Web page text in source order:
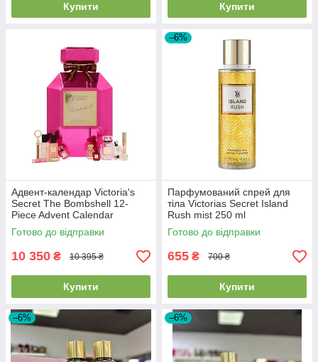
Купити Купити
Адвент-календар Victoria's
Secret The Bombshell 12-
Piece Advent Calendar
Готово до відправки
10 350 ₴ 10 395 ₴
Купити
–6%
Парфумований спрей для
тіла Victorias Secret Island
Rush mist 250 ml
Готово до відправки
655 ₴ 700 ₴
Купити
–6% –6%